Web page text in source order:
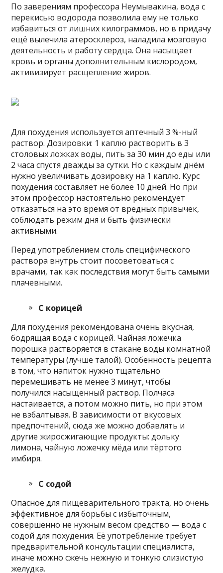
По заверениям профессора Неумывакина, вода с
перекисью водорода позволила ему не только
избавиться от лишних килограммов, но в придачу
ещё вылечила атеросклероз, наладила мозговую
деятельность и работу сердца. Она насыщает
кровь и органы дополнительным кислородом,
активизирует расщепление жиров.
Для похудения используется аптечный 3 %-ный
раствор. Дозировки: 1 каплю растворить в 3
столовых ложках воды, пить за 30 мин до еды или
2 часа спустя дважды за сутки. Но с каждым днём
нужно увеличивать дозировку на 1 каплю. Курс
похудения составляет не более 10 дней. Но при
этом профессор настоятельно рекомендует
отказаться на это время от вредных привычек,
соблюдать режим дня и быть физически
активными.
Перед употреблением столь специфического
раствора внутрь стоит посоветоваться с
врачами, так как последствия могут быть самыми
плачевными.
С корицей
Для похудения рекомендована очень вкусная,
бодрящая вода с корицей. Чайная ложечка
порошка растворяется в стакане воды комнатной
температуры (лучше талой). Особенность рецепта
в том, что напиток нужно тщательно
перемешивать не менее 3 минут, чтобы
получился насыщенный раствор. Полчаса
настаивается, а потом можно пить, но при этом
не взбалтывая. В зависимости от вкусовых
предпочтений, сюда же можно добавлять и
другие жиросжигающие продукты: дольку
лимона, чайную ложечку мёда или тёртого
имбиря.
С содой
Опасное для пищеварительного тракта, но очень
эффективное для борьбы с избыточным,
совершенно не нужным весом средство — вода с
содой для похудения. Её употребление требует
предварительной консультации специалиста,
иначе можно сжечь нежную и тонкую слизистую
желудка.